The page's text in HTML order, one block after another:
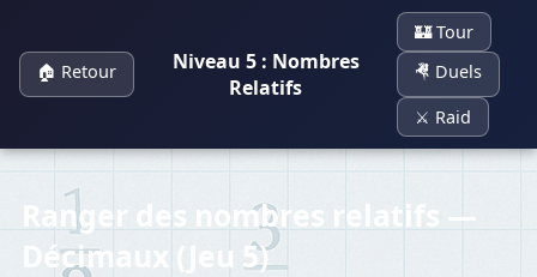
🏠 Retour
Niveau 5 : Nombres
Relatifs
🏰 Tour
🤻 Duels
⚔️ Raid
Ranger des nombres relatifs —
Décimaux (Jeu 5)